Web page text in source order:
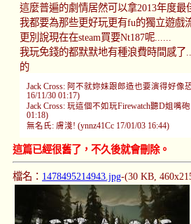
這麼普遍的劇情居然可以拿2013年度最
我都要為那些更好玩更有fu的獨立遊戲
更別說現在在steam買要Nt187呢......
我玩免錢的都默默地有種浪費時間感了
的
Jack Cross: 阿不就妳妹跟郎造也要演得好像
16/11/30 01:17)
Jack Cross: 玩這個不如玩Firewatch聽D姐嘴
01:18)
無名氏: 膚淺! (ynnz41Cc 17/01/03 16:44)
這篇已經很舊了，不久後就會刪除。
檔名： 1478495214943.jpg-(30 KB,